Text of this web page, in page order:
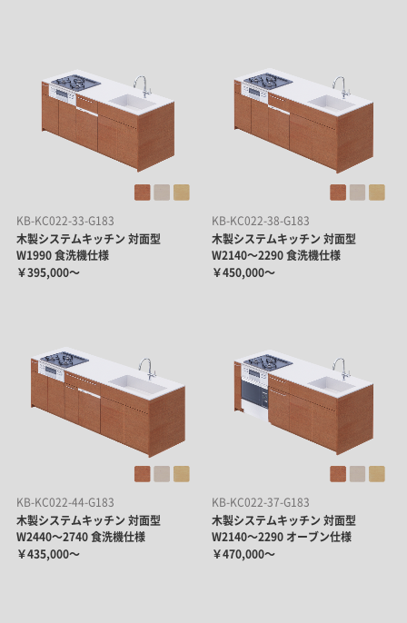
KB-KC022-33-G183
木製システムキッチン 対面型
W1990 食洗機仕様
￥395,000～
KB-KC022-38-G183
木製システムキッチン 対面型
W2140～2290 食洗機仕様
￥450,000～
KB-KC022-44-G183
木製システムキッチン 対面型
W2440～2740 食洗機仕様
￥435,000～
KB-KC022-37-G183
木製システムキッチン 対面型
W2140～2290 オーブン仕様
￥470,000～